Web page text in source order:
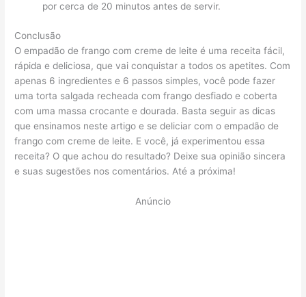
por cerca de 20 minutos antes de servir.
Conclusão
O empadão de frango com creme de leite é uma receita fácil,
rápida e deliciosa, que vai conquistar a todos os apetites. Com
apenas 6 ingredientes e 6 passos simples, você pode fazer
uma torta salgada recheada com frango desfiado e coberta
com uma massa crocante e dourada. Basta seguir as dicas
que ensinamos neste artigo e se deliciar com o empadão de
frango com creme de leite. E você, já experimentou essa
receita? O que achou do resultado? Deixe sua opinião sincera
e suas sugestões nos comentários. Até a próxima!
Anúncio